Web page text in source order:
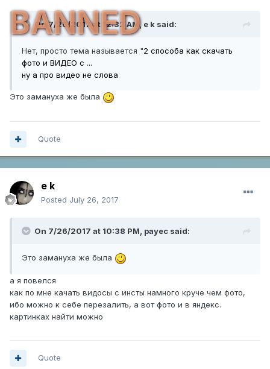
BANNED
On 7/26/2017 at 12:32 AM, e k said:
Нет, просто тема называется "2 способа как скачать
фото и ВИДЕО с ...
ну а про видео не слова
Это замануха же была
Quote
e k
Posted July 26, 2017
On 7/26/2017 at 10:38 PM, payec said:
Это замануха же была
а я повелся
как по мне качать видосы с инсты намного круче чем фото,
ибо можно к себе перезалить, а вот фото и в яндекс.
картинках найти можно
Quote